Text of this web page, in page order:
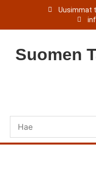
Uusimmat
Suomen